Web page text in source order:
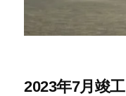
2023年7月竣工